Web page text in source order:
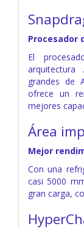
Procesador
El
grandes de
ofrece un
mejores
Área
Mejor
Con una
casi 5000
gran carga,